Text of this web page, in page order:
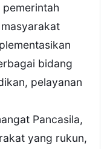
bidang
pelayanan
Pancasila,
yang rukun,